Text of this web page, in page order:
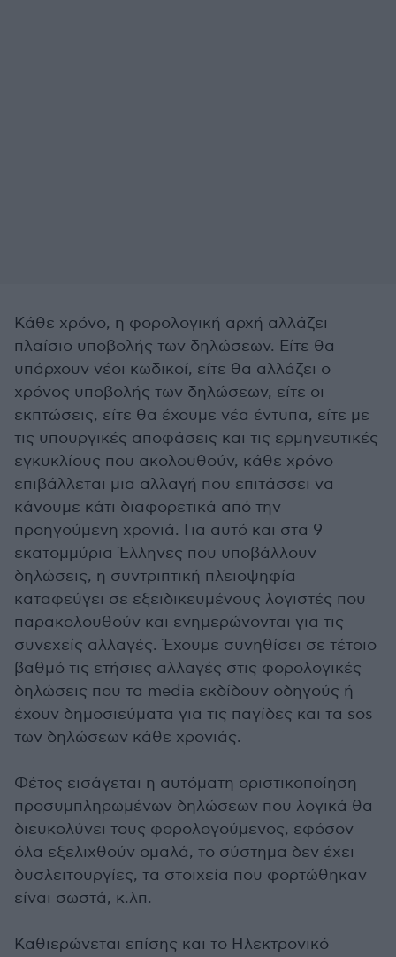
Κάθε χρόνο, η φορολογική αρχή αλλάζει
πλαίσιο υποβολής των δηλώσεων. Είτε θα
υπάρχουν νέοι κωδικοί, είτε θα αλλάζει ο
χρόνος υποβολής των δηλώσεων, είτε οι
εκπτώσεις, είτε θα έχουμε νέα έντυπα, είτε με
τις υπουργικές αποφάσεις και τις ερμηνευτικές
εγκυκλίους που ακολουθούν, κάθε χρόνο
επιβάλλεται μια αλλαγή που επιτάσσει να
κάνουμε κάτι διαφορετικά από την
προηγούμενη χρονιά. Για αυτό και στα 9
εκατομμύρια Έλληνες που υποβάλλουν
δηλώσεις, η συντριπτική πλειοψηφία
καταφεύγει σε εξειδικευμένους λογιστές που
παρακολουθούν και ενημερώνονται για τις
συνεχείς αλλαγές. Έχουμε συνηθίσει σε τέτοιο
βαθμό τις ετήσιες αλλαγές στις φορολογικές
δηλώσεις που τα media εκδίδουν οδηγούς ή
έχουν δημοσιεύματα για τις παγίδες και τα sos
των δηλώσεων κάθε χρονιάς.
Φέτος εισάγεται η αυτόματη οριστικοποίηση
προσυμπληρωμένων δηλώσεων που λογικά θα
διευκολύνει τους φορολογούμενος, εφόσον
όλα εξελιχθούν ομαλά, το σύστημα δεν έχει
δυσλειτουργίες, τα στοιχεία που φορτώθηκαν
είναι σωστά, κ.λπ.
Καθιερώνεται επίσης και το Ηλεκτρονικό